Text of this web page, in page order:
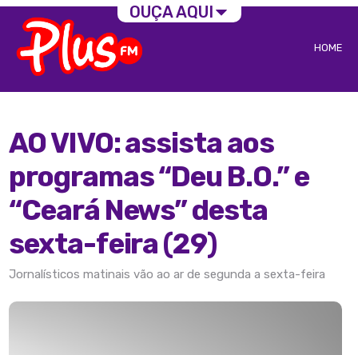
HOME
AO VIVO: assista aos
programas “Deu B.O.” e
“Ceará News” desta
sexta-feira (29)
Jornalísticos matinais vão ao ar de segunda a sexta-feira
OUÇA AQUI